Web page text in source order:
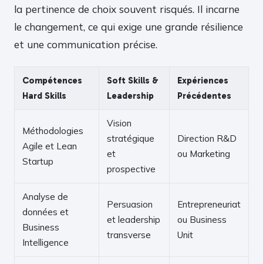
la pertinence de choix souvent risqués. Il incarne
le changement, ce qui exige une grande résilience
et une communication précise.
Compétences
Hard Skills
Soft Skills &
Leadership
Expériences
Précédentes
Méthodologies
Agile et Lean
Startup
Vision
stratégique
et
prospective
Direction R&D
ou Marketing
Analyse de
données et
Business
Intelligence
Persuasion
et leadership
transverse
Entrepreneuriat
ou Business
Unit